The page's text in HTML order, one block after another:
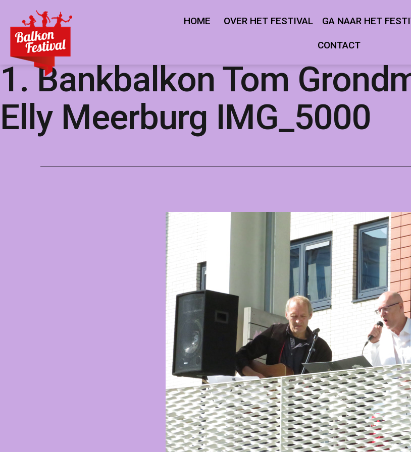
inhoud
Balkonfestival
HOME OVER HET FESTIVAL
Open
GA NAAR HET
CONTACT
1. Bankbalkon Tom
Elly Meerburg IMG_5000